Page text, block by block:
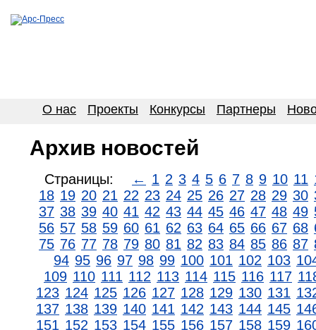
О нас Проекты Конкурсы Партнеры
Архив новостей
Страницы: ← 1 2 3 4 5 6 7 8 9 10 11
18 19 20 21 22 23 24 25 26 27 28 29 30
37 38 39 40 41 42 43 44 45 46 47 48 49
56 57 58 59 60 61 62 63 64 65 66 67 68
75 76 77 78 79 80 81 82 83 84 85 86 87
94 95 96 97 98 99 100 101 102 103
109 110 111 112 113 114 115 116 117
123 124 125 126 127 128 129 130 131
137 138 139 140 141 142 143 144 145
151 152 153 154 155 156 157 158 159